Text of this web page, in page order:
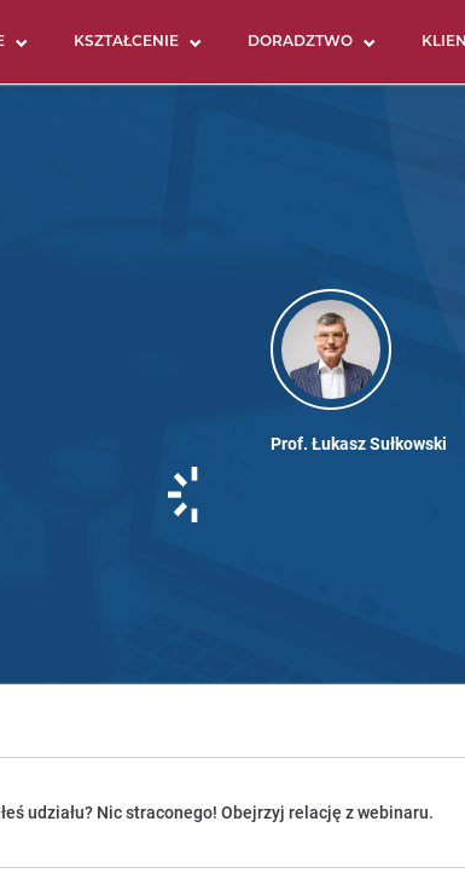
KSZTAŁCENIE DORADZTWO
Prof. Łukasz Sułkowski
udziału? Nic straconego! Obejrzyj relację z webinaru.